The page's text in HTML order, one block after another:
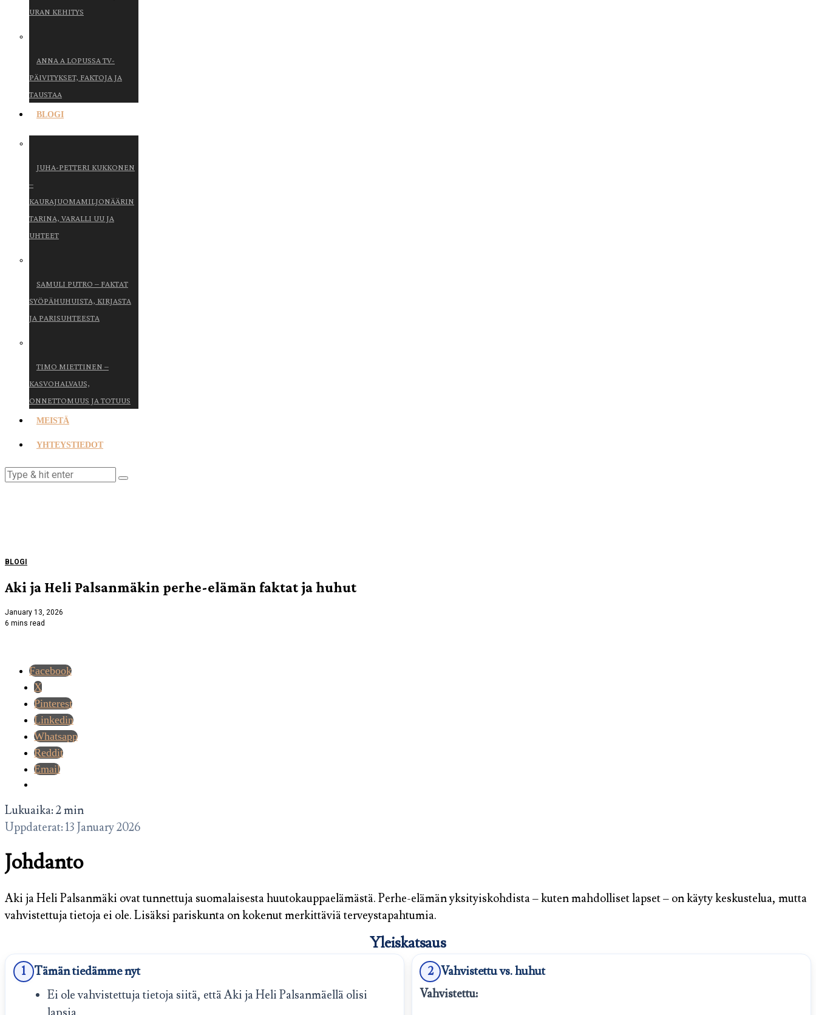
URAN KEHITYS
ANNA A LOPUSSA TV-
PÄIVITYKSET, FAKTOJA JA
TAUSTAA
BLOGI
JUHA-PETTERI KUKKONEN
–
KAURAJUOMAMILJONÄÄRIN
TARINA, VARALLI UU JA
UHTEET
SAMULI PUTRO – FAKTAT
SYÖPÄHUHUISTA, KIRJASTA
JA PARISUHTEESTA
TIMO MIETTINEN –
KASVOHALVAUS,
ONNETTOMUUS JA TOTUUS
MEISTÄ
YHTEYSTIEDOT
BLOGI
Aki ja Heli Palsanmäkin perhe-elämän faktat ja huhut
January 13, 2026
6 mins read
Facebook
X
Pinterest
Linkedin
Whatsapp
Reddit
Email
Lukuaika: 2 min
Uppdaterat: 13 January 2026
Johdanto
Aki ja Heli Palsanmäki ovat tunnettuja suomalaisesta huutokauppaelämästä. Perhe-elämän yksityiskohdista – kuten mahdolliset lapset – on käyty keskustelua, mutta
vahvistettuja tietoja ei ole. Lisäksi pariskunta on kokenut merkittäviä terveystapahtumia.
Yleiskatsaus
1 Tämän tiedämme nyt
Ei ole vahvistettuja tietoja siitä, että Aki ja Heli Palsanmäellä olisi
2 Vahvistettu vs. huhut
Vahvistettu: